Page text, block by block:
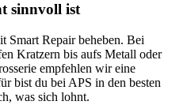
sinnvoll ist
Smart Repair beheben. Bei
Kratzern bis aufs Metall oder
empfehlen wir eine
bist du bei APS in den besten
was sich lohnt.